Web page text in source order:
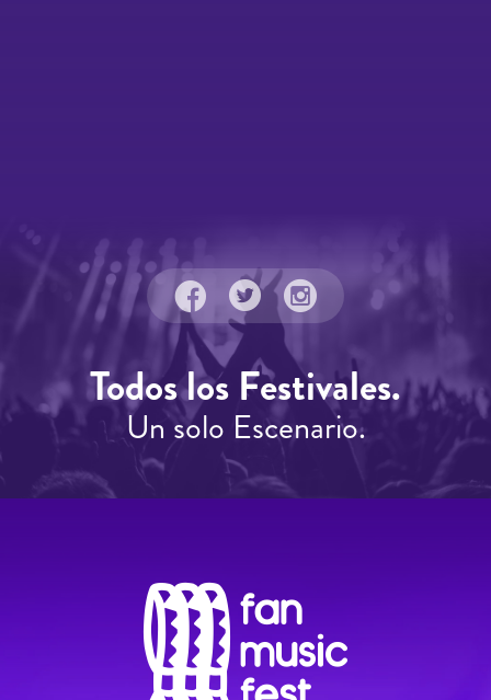
Todos los Festivales.
Un solo Escenario.